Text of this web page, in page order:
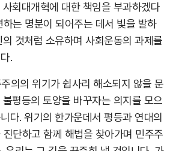
회대개혁에 대한 책임을 부과하겠다
는 명분이 되어주는 데서 빛을 발하
것처럼 소유하며 사회운동의 과제를
.
의의 위기가 쉽사리 해소되지 않을 문
평등의 토양을 바꾸자는 의지를 모으
다. 위기의 한가운데서 평등과 연대의
단하고 함께 해법을 찾아가며 민주주